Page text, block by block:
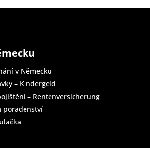
v Německu
– Kindergeld
– Rentenversicherung
poradenství